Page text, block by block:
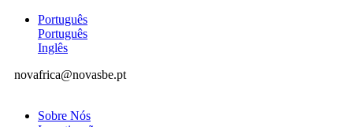
Português
Português
Inglês
novafrica@novasbe.pt
Sobre Nós